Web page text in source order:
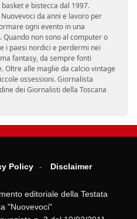
e bistecca dal 1997.
da anni e lavoro per
ogni evento in una
non sono al computer o
i paesi nordici e perdermi nei
fantasy, da sempre fonti
Oltre alle maglie da calcio vintage
ossessioni. Giornalista
dei Giornalisti della Toscana
Policy Disclaimer
editoriale della Testata
"Nuovevoci"